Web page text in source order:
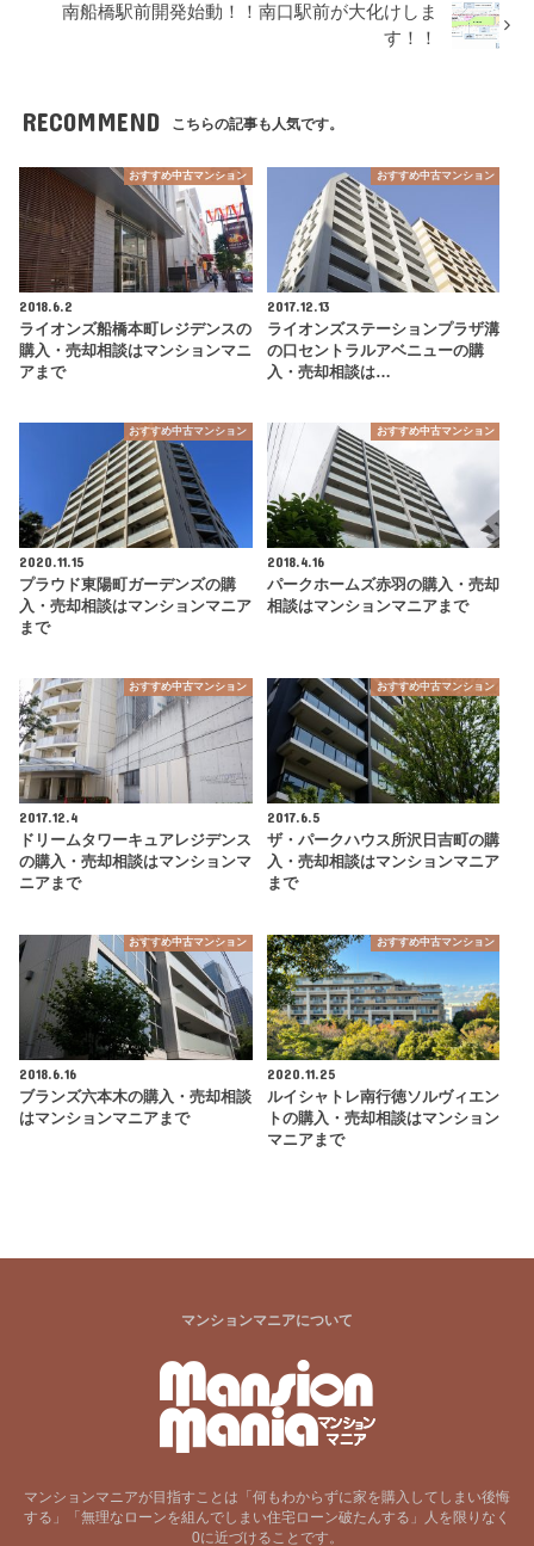
南船橋駅前開発始動！！南口駅前が大化けしま
す！！
RECOMMEND こちらの記事も人気です。
おすすめ中古マンション
2018.6.2
ライオンズ船橋本町レジデンスの
購入・売却相談はマンションマニ
アまで
おすすめ中古マンション
2017.12.13
ライオンズステーションプラザ溝
の口セントラルアベニューの購
入・売却相談は…
おすすめ中古マンション
2020.11.15
プラウド東陽町ガーデンズの購
入・売却相談はマンションマニア
まで
おすすめ中古マンション
2018.4.16
パークホームズ赤羽の購入・売却
相談はマンションマニアまで
おすすめ中古マンション
2017.12.4
ドリームタワーキュアレジデンス
の購入・売却相談はマンションマ
ニアまで
おすすめ中古マンション
2017.6.5
ザ・パークハウス所沢日吉町の購
入・売却相談はマンションマニア
まで
おすすめ中古マンション
2018.6.16
ブランズ六本木の購入・売却相談
はマンションマニアまで
おすすめ中古マンション
2020.11.25
ルイシャトレ南行徳ソルヴィエン
トの購入・売却相談はマンション
マニアまで
マンションマニアについて
マンションマニアが目指すことは「何もわからずに家を購入してしまい後悔
する」「無理なローンを組んでしまい住宅ローン破たんする」人を限りなく
0に近づけることです。